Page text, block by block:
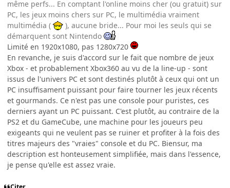
même perfs... En comptant l'online moins cher (ou gratuit) sur
PC, les jeux moins chers sur PC, le multimédia vraiment
multimédia (
), aucune bride... Pour moi les seuls qui se
démarquent sont Nintendo
Limité en 1920x1080, pas 1280x720
En revanche, je suis d'accord sur le fait que nombre de jeux
Xbox - et probablement Xbox360 au vu de la line-up - sont
issus de l'univers PC et sont destinés plutôt à ceux qui ont un
PC insuffisament puissant pour faire tourner les jeux récents
et gourmands. Ce n'est pas une console pour puristes, ces
derniers ayant un PC puissant. C'est plutôt, au contraire de la
PS2 et du GameCube, une machine pour les joueurs peu
exigeants qui ne veulent pas se ruiner et profiter à la fois des
titres majeurs des "vraies" console et du PC. Biensur, ma
description est honteusement simplifiée, mais dans l'essence,
je pense qu'elle est assez vraie.